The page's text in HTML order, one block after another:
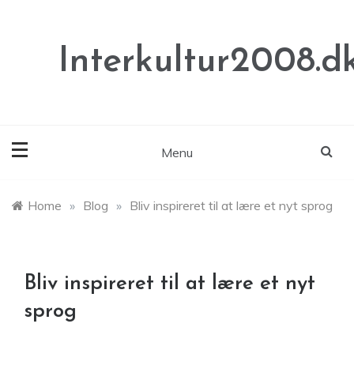
Menu
Home » Blog » Bliv inspireret til at lære et nyt sprog
Bliv inspireret til at lære et nyt
sprog